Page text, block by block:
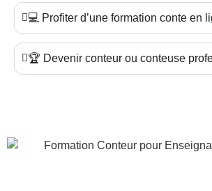
💻 Profiter d’une formation conte en
🏆 Devenir conteur ou conteuse